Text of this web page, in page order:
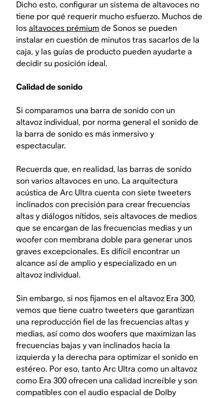
Dicho esto, configurar un sistema de altavoces no
tiene por qué requerir mucho esfuerzo. Muchos de
losaltavoces prémium de Sonos se pueden
instalar en cuestión de minutos tras sacarlos de la
caja, y las guías de producto pueden ayudarte a
decidir su posición ideal.
Calidad de sonido
Si comparamos una barra de sonido con un
altavoz individual, por norma general el sonido de
la barra de sonido es más inmersivo y
espectacular.
Recuerda que, en realidad, las barras de sonido
son varios altavoces en uno. La arquitectura
acústica de Arc Ultra cuenta con siete tweeters
inclinados con precisión para crear frecuencias
altas y diálogos nítidos, seis altavoces de medios
que se encargan de las frecuencias medias y un
woofer con membrana doble para generar unos
graves excepcionales. Es difícil encontrar un
alcance así de amplio y especializado en un
altavoz individual.
Sin embargo, si nos fijamos en el altavoz Era 300,
vemos que tiene cuatro tweeters que garantizan
una reproducción fiel de las frecuencias altas y
medias, así como dos woofers que maximizan las
frecuencias bajas y van inclinados hacia la
izquierda y la derecha para optimizar el sonido en
estéreo. Por eso, tanto Arc Ultra como un altavoz
como Era 300 ofrecen una calidad increíble y son
compatibles con el audio espacial de Dolby